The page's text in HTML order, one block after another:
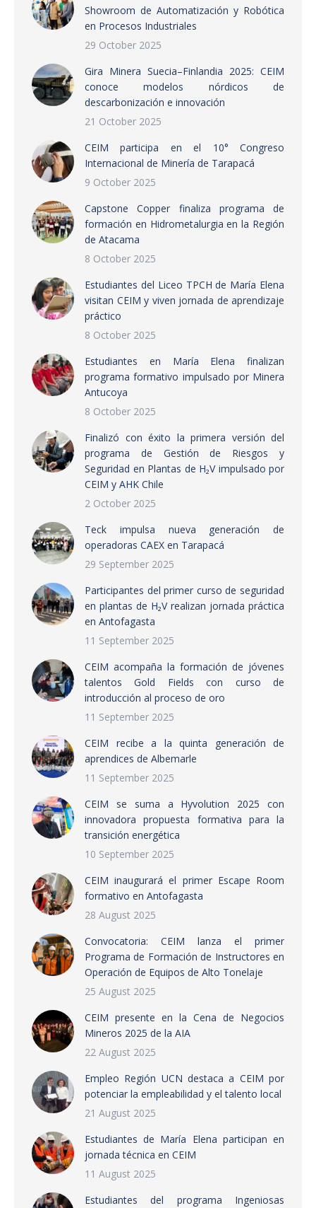
Showroom de Automatización y Robótica
en Procesos Industriales
29 October 2025
Gira Minera Suecia–Finlandia 2025: CEIM
conoce modelos nórdicos de
descarbonización e innovación
21 October 2025
CEIM participa en el 10° Congreso
Internacional de Minería de Tarapacá
9 October 2025
Capstone Copper finaliza programa de
formación en Hidrometalurgia en la Región
de Atacama
8 October 2025
Estudiantes del Liceo TPCH de María Elena
visitan CEIM y viven jornada de aprendizaje
práctico
8 October 2025
Estudiantes en María Elena finalizan
programa formativo impulsado por Minera
Antucoya
8 October 2025
Finalizó con éxito la primera versión del
programa de Gestión de Riesgos y
Seguridad en Plantas de H₂V impulsado por
CEIM y AHK Chile
2 October 2025
Teck impulsa nueva generación de
operadoras CAEX en Tarapacá
29 September 2025
Participantes del primer curso de seguridad
en plantas de H₂V realizan jornada práctica
en Antofagasta
11 September 2025
CEIM acompaña la formación de jóvenes
talentos Gold Fields con curso de
introducción al proceso de oro
11 September 2025
CEIM recibe a la quinta generación de
aprendices de Albemarle
11 September 2025
CEIM se suma a Hyvolution 2025 con
innovadora propuesta formativa para la
transición energética
10 September 2025
CEIM inaugurará el primer Escape Room
formativo en Antofagasta
28 August 2025
Convocatoria: CEIM lanza el primer
Programa de Formación de Instructores en
Operación de Equipos de Alto Tonelaje
25 August 2025
CEIM presente en la Cena de Negocios
Mineros 2025 de la AIA
22 August 2025
Empleo Región UCN destaca a CEIM por
potenciar la empleabilidad y el talento local
21 August 2025
Estudiantes de María Elena participan en
jornada técnica en CEIM
11 August 2025
Estudiantes del programa Ingeniosas